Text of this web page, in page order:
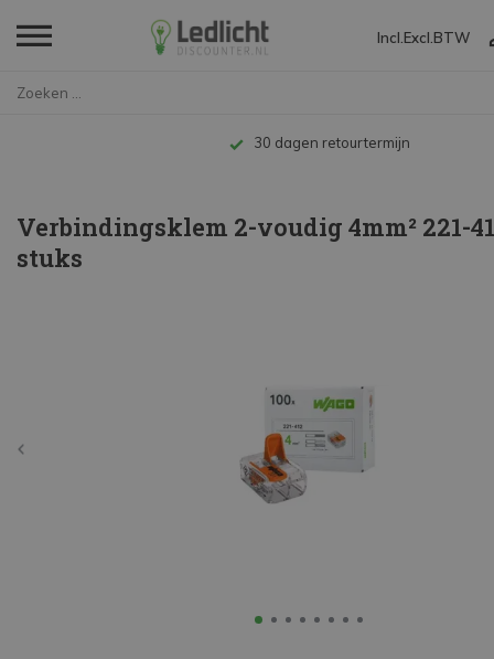
Incl. Excl. BTW
Tot 10 jaar garantie
Verbindingsklem 2-voudig 4mm² 221-
stuks